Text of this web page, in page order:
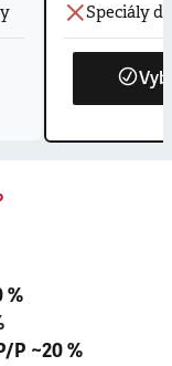
Speciály
%
P ~20 %